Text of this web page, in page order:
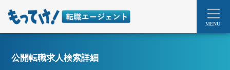
MENU
公開転職求人検索詳細